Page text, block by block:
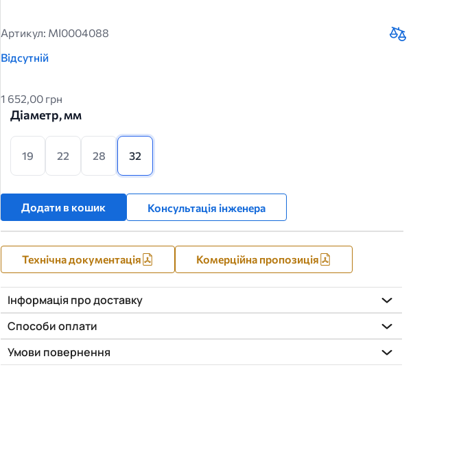
Артикул: MI0004088
Відсутній
1 652,00 грн
Діаметр, мм
19 22 28 32
Додати в кошик Консультація інженера
Технічна документація Комерційна пропозиція
Інформація про доставку
Способи оплати
Умови повернення